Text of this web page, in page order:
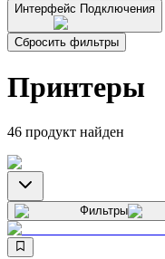
Интерфейс Подключения
Сбросить фильтры
Принтеры
46 продукт найден
Фильтры